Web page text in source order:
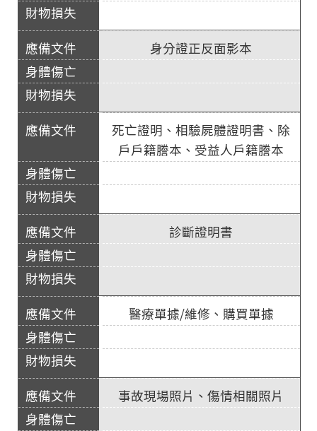
身分證正反面影本
死亡證明、相驗屍體證明書、除
戶戶籍謄本、受益人戶籍謄本
診斷證明書
醫療單據/維修、購買單據
事故現場照片、傷情相關照片